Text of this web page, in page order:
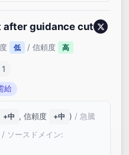
after guidance cut
低 / 信頼度 高
給
+中 , 信頼度 +中 ) / 急騰
/ ソースドメイン: